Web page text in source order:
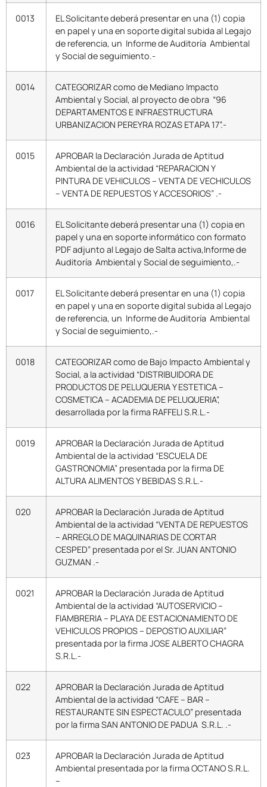
0013
EL Solicitante deberá presentar en una (1) copia
en papel y una en soporte digital subida al Legajo
de referencia, un Informe de Auditoría Ambiental
y Social de seguimiento.-
0014
CATEGORIZAR como de Mediano Impacto
Ambiental y Social, al proyecto de obra “96
DEPARTAMENTOS E INFRAESTRUCTURA
URBANIZACION PEREYRA ROZAS ETAPA 17”.-
0015
APROBAR la Declaración Jurada de Aptitud
Ambiental de la actividad “REPARACION Y
PINTURA DE VEHICULOS – VENTA DE VECHICULOS
– VENTA DE REPUESTOS Y ACCESORIOS” .-
0016
EL Solicitante deberá presentar una (1) copia en
papel y una en soporte informático con formato
PDF adjunto al Legajo de Salta activa,Informe de
Auditoría Ambiental y Social de seguimiento,.-
0017
EL Solicitante deberá presentar en una (1) copia
en papel y una en soporte digital subida al Legajo
de referencia, un Informe de Auditoría Ambiental
y Social de seguimiento,.-
0018
CATEGORIZAR como de Bajo Impacto Ambiental y
Social, a la actividad “DISTRIBUIDORA DE
PRODUCTOS DE PELUQUERIA Y ESTETICA –
COSMETICA – ACADEMIA DE PELUQUERIA”,
desarrollada por la firma RAFFELI S.R.L.-
0019
APROBAR la Declaración Jurada de Aptitud
Ambiental de la actividad “ESCUELA DE
GASTRONOMIA” presentada por la firma DE
ALTURA ALIMENTOS Y BEBIDAS S.R.L.-
020
APROBAR la Declaración Jurada de Aptitud
Ambiental de la actividad “VENTA DE REPUESTOS
– ARREGLO DE MAQUINARIAS DE CORTAR
CESPED” presentada por el Sr. JUAN ANTONIO
GUZMAN .-
0021
APROBAR la Declaración Jurada de Aptitud
Ambiental de la actividad “AUTOSERVICIO –
FIAMBRERIA – PLAYA DE ESTACIONAMIENTO DE
VEHICULOS PROPIOS – DEPOSTIO AUXILIAR”
presentada por la firma JOSE ALBERTO CHAGRA
S.R.L.-
022
APROBAR la Declaración Jurada de Aptitud
Ambiental de la actividad “CAFE – BAR –
RESTAURANTE SIN ESPECTACULO” presentada
por la firma SAN ANTONIO DE PADUA S.R.L. .-
023
APROBAR la Declaración Jurada de Aptitud
Ambiental presentada por la firma OCTANO S.R.L.
–